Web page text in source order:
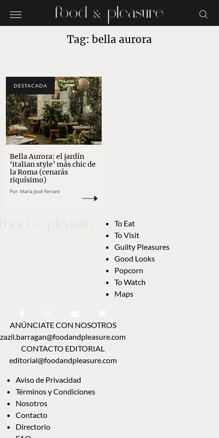
Tag: bella aurora
DESTACADA
Bella Aurora: el jardín
‘italian style’ más chic de
la Roma (cenarás
riquísimo)
Por: María José Ferrant
To Eat
To Visit
Guilty Pleasures
Good Looks
Popcorn
To Watch
Maps
ANÚNCIATE CON NOSOTROS
zazil.barragan@foodandpleasure.com
CONTACTO EDITORIAL
editorial@foodandpleasure.com
Aviso de Privacidad
Términos y Condiciones
Nosotros
Contacto
Directorio